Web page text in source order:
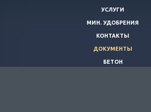
УСЛУГИ
МИН. УДОБРЕНИЯ
КОНТАКТЫ
ДОКУМЕНТЫ
БЕТОН